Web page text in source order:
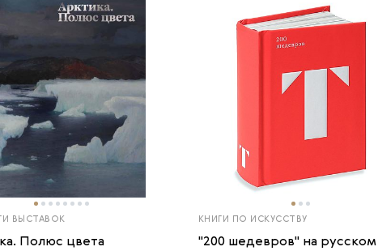
ВЫСТАВОК
Полюс цвета
КНИГИ ПО ИСКУССТВУ
"200 шедевров" на русском